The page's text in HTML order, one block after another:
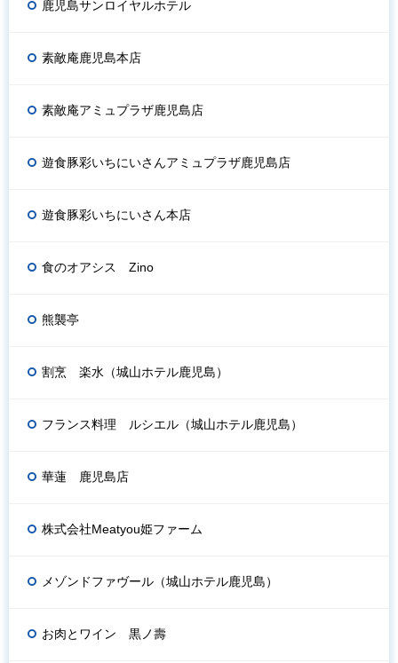
鹿児島サンロイヤルホテル
素敵庵鹿児島本店
素敵庵アミュプラザ鹿児島店
遊食豚彩いちにいさんアミュプラザ鹿児島店
遊食豚彩いちにいさん本店
食のオアシス Zino
熊襲亭
割烹 楽水（城山ホテル鹿児島）
フランス料理 ルシエル（城山ホテル鹿児島）
華蓮 鹿児島店
株式会社Meatyou姫ファーム
メゾンドファヴール（城山ホテル鹿児島）
お肉とワイン 黒ノ壽